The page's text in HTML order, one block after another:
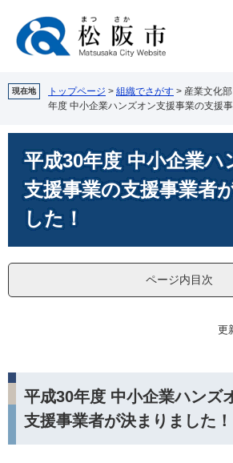
現在地 トップページ > 組織でさがす > 産業文化部
年度 中小企業ハンズオン支援事業の支援
平成30年度 中小企業ハ
支援事業の支援事業者
した！
ページ内目次
更
平成30年度 中小企業ハンズ
支援事業者が決まりました！